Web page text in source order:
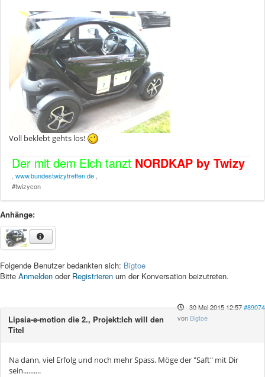
Voll beklebt gehts los!
Der mit dem Elch tanzt NORDKAP by Twizy
, www.bundestwizytreffen.de ,
#twizycon
Anhänge:
Folgende Benutzer bedankten sich: Bigtoe
Bitte Anmelden oder Registrieren um der Konversation beizutreten.
30 Mai 2015 12:57#89074
von Bigtoe
Lipsia-e-motion die 2., Projekt:Ich will den
Titel
Na dann, viel Erfolg und noch mehr Spass. Möge der "Saft" mit Dir
sein..........